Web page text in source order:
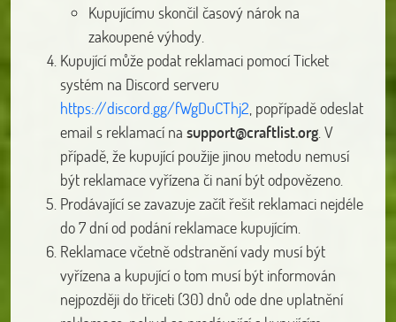
Kupujícímu skončil časový nárok na
zakoupené výhody.
Kupující může podat reklamaci pomocí Ticket
systém na Discord serveru
https://discord.gg/fWgDuCThj2 , popřípadě odeslat
email s reklamací na support@craftlist.org . V
případě, že kupující použije jinou metodu nemusí
být reklamace vyřízena či naní být odpovězeno.
Prodávající se zavazuje začít řešit reklamaci nejdéle
do 7 dní od podání reklamace kupujícím.
Reklamace včetně odstranění vady musí být
vyřízena a kupující o tom musí být informován
nejpozději do třiceti (30) dnů ode dne uplatnění